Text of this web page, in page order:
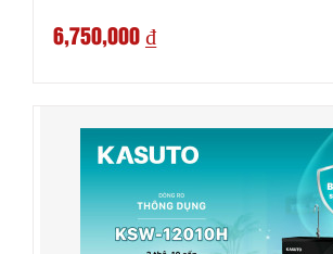
6,750,000 ₫